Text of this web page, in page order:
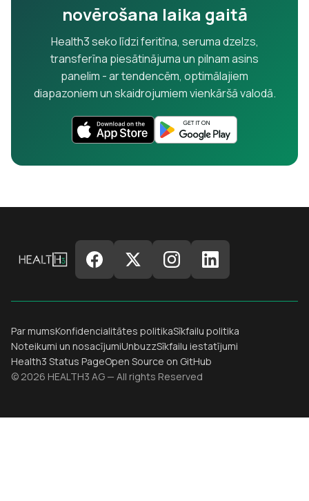
novērošana laika gaitā
Health3 seko līdzi feritīna, seruma dzelzs,
transferīna piesātinājuma un pilnam asins
panelim - ar tendencēm, optimālajiem
diapazoniem un skaidrojumiem vienkāršā valodā.
Par mumsKonfidencialitātes politikaSīkfailu politika
Noteikumi un nosacījumiUnbuzzSīkfailu iestatījumi
Health3 Status PageOpen Source on GitHub
© 2026 HEALTH3 AG — All rights Reserved